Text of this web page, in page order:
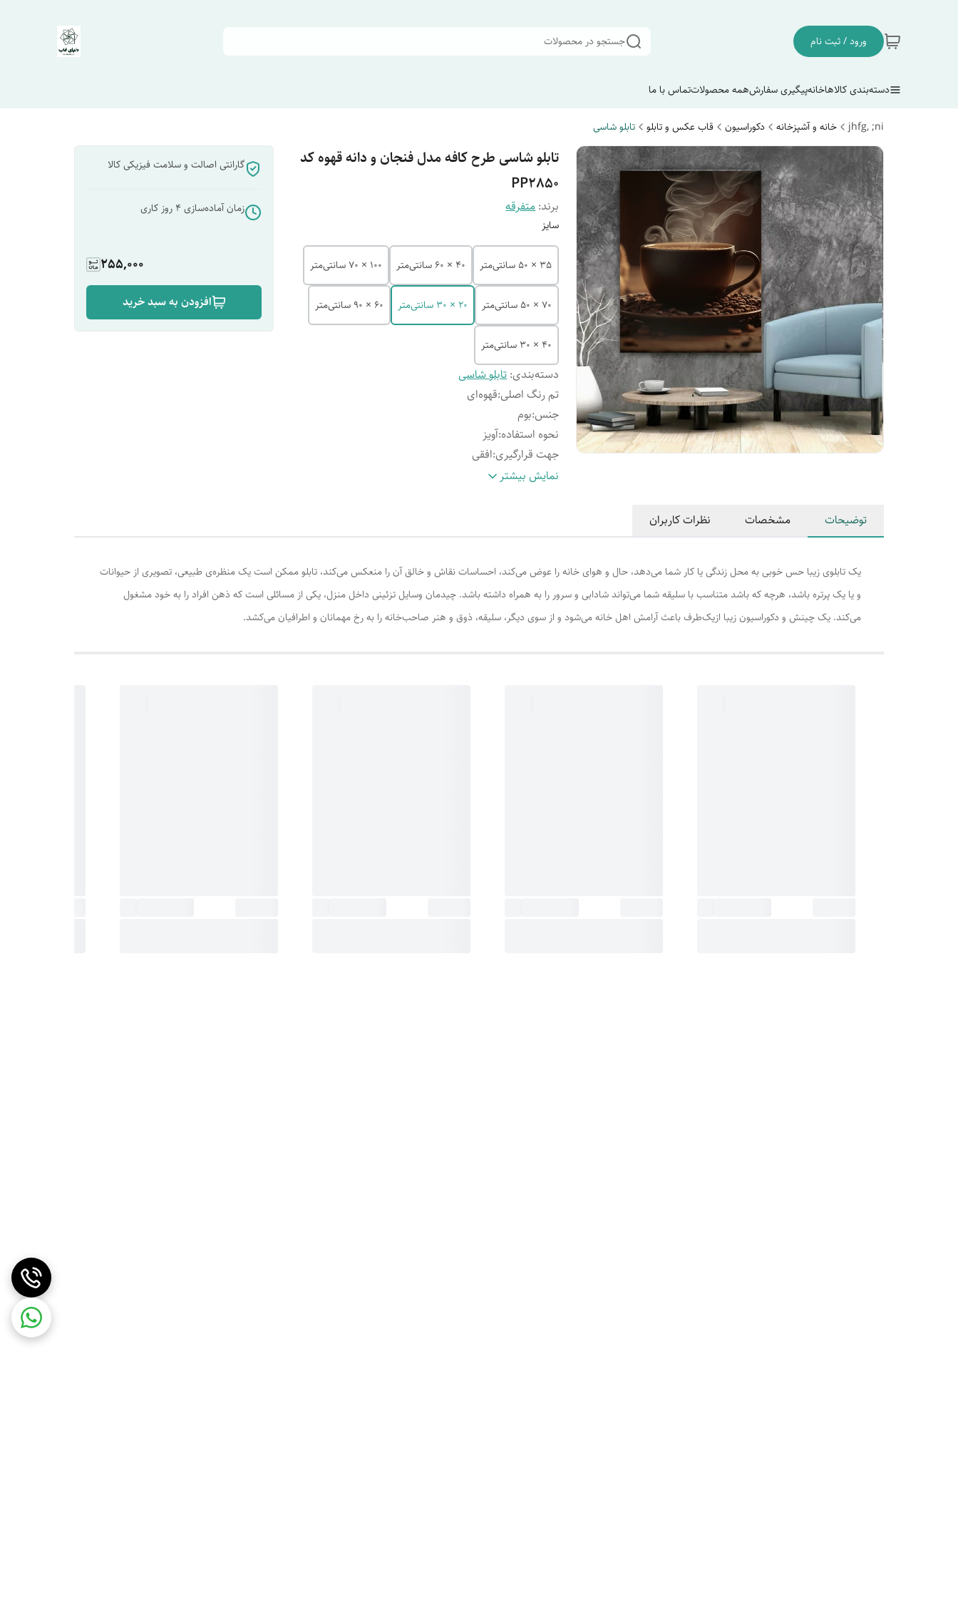
ورود / ثبت نام جستجو در محصولات
دسته‌بندی کالاهاخانهپیگیری سفارشهمه محصولاتتماس با ما
jhfg, ;ni خانه و آشپزخانه دکوراسیون قاب عکس و تابلو تابلو شاسی
تابلو شاسی طرح کافه مدل فنجان و دانه قهوه کد
PP2850
برند:متفرقه
سایز
35 × 50 سانتی‌متر 40 × 60 سانتی‌متر 100 × 70 سانتی‌متر
70 × 50 سانتی‌متر 20 × 30 سانتی‌متر 60 × 90 سانتی‌متر
40 × 30 سانتی‌متر
دسته‌بندی:تابلو شاسی
تم رنگ اصلی:قهوه‌ای
جنس:بوم
نحوه استفاده:آویز
جهت قرارگیری:افقی
طرح کلی:خوراکی
نمایش بیشتر
گارانتی اصالت و سلامت فیزیکی کالا
زمان آماده‌سازی4 روز کاری
255,000
افزودن به سبد خرید
توضیحات مشخصات نظرات کاربران
یک تابلوی زیبا حس خوبی به محل زندگی یا کار شما می‌دهد، حال و هوای خانه را عوض می‌کند، احساسات نقاش و خالق آن را منعکس می‌کند، تابلو ممکن است یک منظره‌ی طبیعی، تصویری از حیوانات
و یا یک پرتره باشد، هرچه که باشد متناسب با سلیقه شما می‌تواند شادابی و سرور را به همراه داشته باشد. چیدمان وسایل تزئینی داخل منزل، یکی از مسائلی است که ذهن افراد را به خود مشغول
می‌کند. یک چینش و دکوراسیون زیبا ازیک‌طرف باعث آرامش اهل خانه می‌شود و از سوی دیگر، سلیقه، ذوق و هنر صاحب‌خانه را به رخ مهمانان و اطرافیان می‌کشد.